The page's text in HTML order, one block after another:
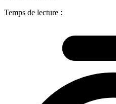
Temps de lecture :